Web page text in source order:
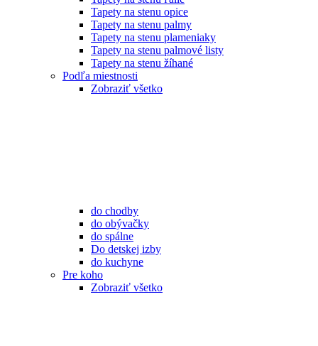
Tapety na stenu opice
Tapety na stenu palmy
Tapety na stenu plameniaky
Tapety na stenu palmové listy
Tapety na stenu žíhané
Podľa miestnosti
Zobraziť všetko
do chodby
do obývačky
do spálne
Do detskej izby
do kuchyne
Pre koho
Zobraziť všetko